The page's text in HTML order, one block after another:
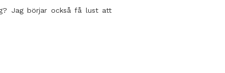
Jag börjar också få lust att